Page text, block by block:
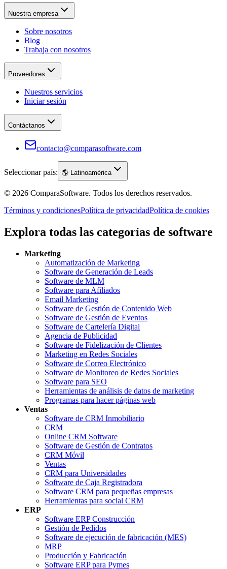
Nuestra empresa
Sobre nosotros
Blog
Trabaja con nosotros
Proveedores
Nuestros servicios
Iniciar sesión
Contáctanos
contacto@comparasoftware.com
Seleccionar país: 🌎 Latinoamérica
© 2026 ComparaSoftware. Todos los derechos reservados.
Términos y condicionesPolítica de privacidadPolítica de cookies
Explora todas las categorías de software
Marketing
Automatización de Marketing
Software de Generación de Leads
Software de MLM
Software para Afiliados
Email Marketing
Software de Gestión de Contenido Web
Software de Gestión de Eventos
Software de Cartelería Digital
Agencia de Publicidad
Software de Fidelización de Clientes
Marketing en Redes Sociales
Software de Correo Electrónico
Software de Monitoreo de Redes Sociales
Software para SEO
Herramientas de análisis de datos de marketing
Programas para hacer páginas web
Ventas
Software de CRM Inmobiliario
CRM
Online CRM Software
Software de Gestión de Contratos
CRM Móvil
Ventas
CRM para Universidades
Software de Caja Registradora
Software CRM para pequeñas empresas
Herramientas para social CRM
ERP
Software ERP Construcción
Gestión de Pedidos
Software de ejecución de fabricación (MES)
MRP
Producción y Fabricación
Software ERP para Pymes